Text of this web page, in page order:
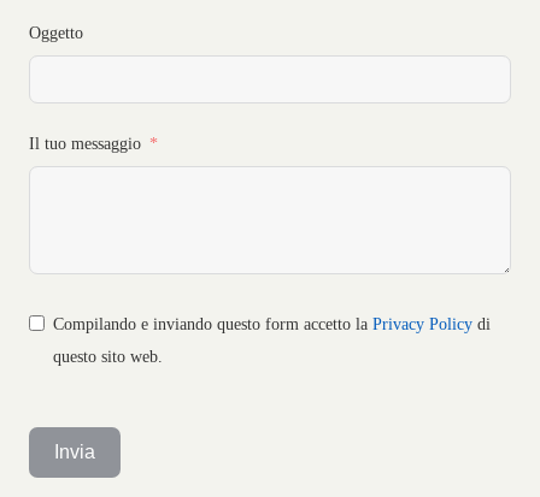
Oggetto
Il tuo messaggio
Compilando e inviando questo form accetto laPrivacy Policy di
questo sito web.
Invia